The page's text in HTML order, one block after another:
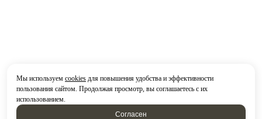
Мы используем cookies для повышения удобства и эффективности
пользования сайтом. Продолжая просмотр, вы соглашаетесь с их
использованием.
Согласен